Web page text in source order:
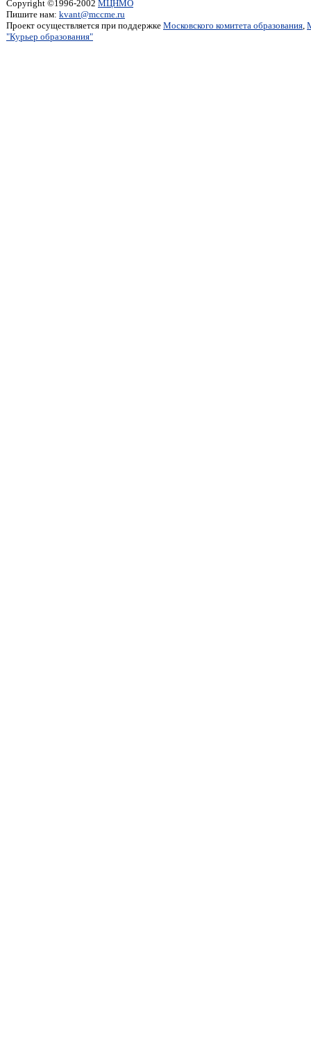
Copyright ©1996-2002 МЦНМО
Пишите нам: kvant@mccme.ru
Проект осуществляется при поддержке Московского комитета образования,
"Курьер образования"